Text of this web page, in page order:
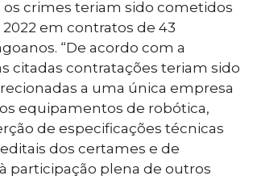
os crimes teriam sido cometidos
em contratos de 43
“De acordo com a
citadas contratações teriam sido
a uma única empresa
equipamentos de robótica,
de especificações técnicas
dos certames e de
participação plena de outros